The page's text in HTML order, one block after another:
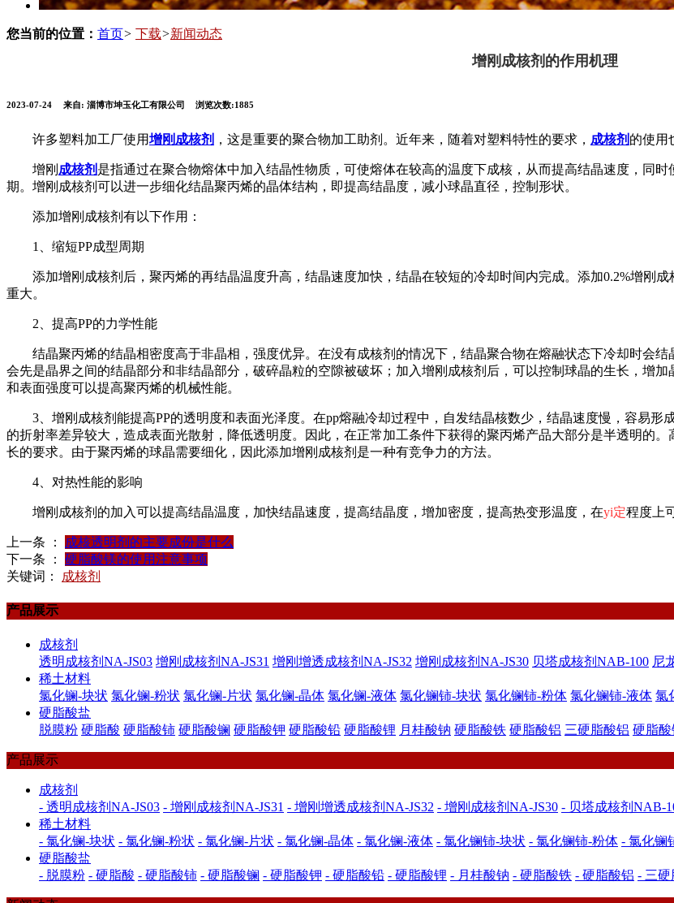
您当前的位置： 首页> 下载>新闻动态
增刚成核剂的作用机理
2023-07-24 来自: 淄博市坤玉化工有限公司 浏览次数:1885
许多塑料加工厂使用增刚成核剂 ，这是重要的聚合物加工助剂。近年来，随着对塑料特性的要求， 成核剂 的使用
增刚 成核剂 是指通过在聚合物熔体中加入结晶性物质，可使熔体在较高的温度下成核，从而提高结晶速度，同
期。增刚成核剂可以进一步细化结晶聚丙烯的晶体结构，即提高结晶度，减小球晶直径，控制形状。
添加增刚成核剂有以下作用：
1、缩短PP成型周期
添加增刚成核剂后，聚丙烯的再结晶温度升高，结晶速度加快，结晶在较短的冷却时间内完成。添加0.2%增刚成
重大。
2、提高PP的力学性能
结晶聚丙烯的结晶相密度高于非晶相，强度优异。在没有成核剂的情况下，结晶聚合物在熔融状态下冷却时会结
会先是晶界之间的结晶部分和非结晶部分，破碎晶粒的空隙被破坏；加入增刚成核剂后，可以控制球晶的生长，增
和表面强度可以提高聚丙烯的机械性能。
3、增刚成核剂能提高PP的透明度和表面光泽度。在pp熔融冷却过程中，自发结晶核数少，结晶速度慢，容易形
的折射率差异较大，造成表面光散射，降低透明度。因此，在正常加工条件下获得的聚丙烯产品大部分是半透明的
长的要求。由于聚丙烯的球晶需要细化，因此添加增刚成核剂是一种有竞争力的方法。
4、对热性能的影响
增刚成核剂的加入可以提高结晶温度，加快结晶速度，提高结晶度，增加密度，提高热变形温度，在yi定程度上
上一条 ：
成核透明剂的主要成份是什么
下一条 ：
硬脂酸镁的使用注意事项
关键词：
成核剂
产品展示
成核剂
透明成核剂NA-JS03 增刚成核剂NA-JS31 增刚增透成核剂NA-JS32 增刚成核剂NA-JS30 贝塔成核剂NAB-100 尼
稀土材料
氯化镧-块状 氯化镧-粉状 氯化镧-片状 氯化镧-晶体 氯化镧-液体 氯化镧铈-块状 氯化镧铈-粉体 氯化镧铈-液体 氯
硬脂酸盐
脱膜粉 硬脂酸 硬脂酸铈 硬脂酸镧 硬脂酸钾 硬脂酸铅 硬脂酸锂 月桂酸钠 硬脂酸铁 硬脂酸铝 三硬脂酸铝 硬脂酸
产品展示
成核剂
- 透明成核剂NA-JS03 - 增刚成核剂NA-JS31 - 增刚增透成核剂NA-JS32 - 增刚成核剂NA-JS30 - 贝塔成核剂NAB-
稀土材料
- 氯化镧-块状 - 氯化镧-粉状 - 氯化镧-片状 - 氯化镧-晶体 - 氯化镧-液体 - 氯化镧铈-块状 - 氯化镧铈-粉体 - 氯化镧
硬脂酸盐
- 脱膜粉 - 硬脂酸 - 硬脂酸铈 - 硬脂酸镧 - 硬脂酸钾 - 硬脂酸铅 - 硬脂酸锂 - 月桂酸钠 - 硬脂酸铁 - 硬脂酸铝 - 三硬